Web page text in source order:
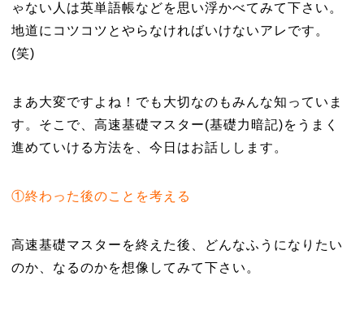
ゃない人は英単語帳などを思い浮かべてみて下さい。
地道にコツコツとやらなければいけないアレです。
(笑)
まあ大変ですよね！でも大切なのもみんな知っていま
す。そこで、高速基礎マスター(基礎力暗記)をうまく
進めていける方法を、今日はお話しします。
①終わった後のことを考える
高速基礎マスターを終えた後、どんなふうになりたい
のか、なるのかを想像してみて下さい。